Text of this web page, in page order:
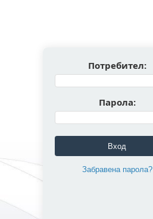
Потребител:
Парола:
Вход
Забравена парола?